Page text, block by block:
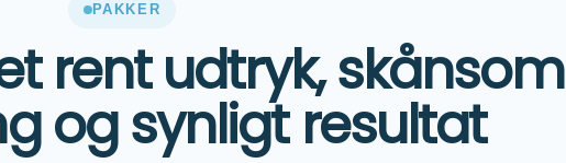
PAKKER
rent udtryk, skånsom
og synligt resultat